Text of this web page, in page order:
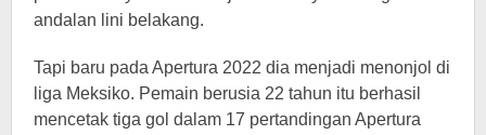
andalan lini belakang.
Tapi baru pada Apertura 2022 dia menjadi menonjol di
liga Meksiko. Pemain berusia 22 tahun itu berhasil
mencetak tiga gol dalam 17 pertandingan Apertura